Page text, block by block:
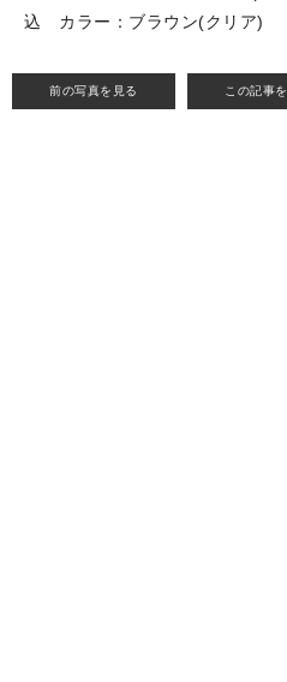
前の写真を見る この記事
込 カラー：ブラウン(クリア)